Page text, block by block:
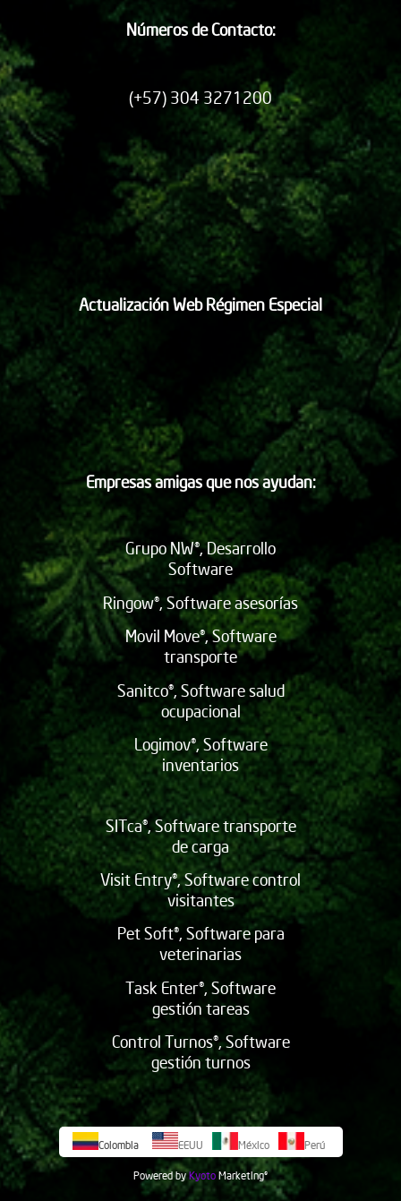
Números de Contacto:
(+57) 304 3271200
Actualización Web Régimen Especial
Empresas amigas que nos ayudan:
Grupo NW®, Desarrollo
Software
Ringow®, Software asesorías
Movil Move®, Software
transporte
Sanitco®, Software salud
ocupacional
Logimov®, Software
inventarios
SITca®, Software transporte
de carga
Visit Entry®, Software control
visitantes
Pet Soft®, Software para
veterinarias
Task Enter®, Software
gestión tareas
Control Turnos®, Software
gestión turnos
Colombia EEUU México Perú
Powered by KyotoMarketing©